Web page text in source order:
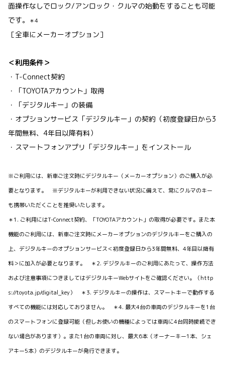
面操作なしでロック/アンロック・クルマの始動をすることも可能
です。
＊4
［全車にメーカーオプション］
＜利用条件＞
・T-Connect契約
・「TOYOTAアカウント」取得
・「デジタルキー」の装備
・オプションサービス「デジタルキー」の契約（初度登録日から3
年間無料、4年目以降有料）
・スマートフォンアプリ「デジタルキー」をインストール
※ご利用には、新車ご注文時にデジタルキー（メーカーオプション）のご購入が必
要となります。 ※デジタルキーが利用できない状況に備えて、常にクルマのキー
も携帯いただくことを推奨いたします。
＊1. ご利用にはT-Connect契約、「TOYOTAアカウント」の取得が必要です。また本
機能のご利用には、新車ご注文時にメーカーオプションのデジタルキーをご購入の
上、デジタルキーのオプションサービス＜初度登録日から3年間無料、4年目以降有
料＞に加入が必要となります。 ＊2. デジタルキーのご利用にあたって、操作方法
および注意事項につきましてはデジタルキーWebサイトをご確認ください。（http
s://toyota.jp/digital_key） ＊3. デジタルキーの操作は、スマートキーで動作する
すべての機能には対応しておりません。 ＊4. 最大4台の車両のデジタルキーを1台
のスマートフォンに登録可能（但しお使いの機種によっては車両に4台同時接続でき
ない場合があります）。また1台の車両に対し、最大6本（オーナーキー1本、シェ
アキー5本）のデジタルキーが発行できます。